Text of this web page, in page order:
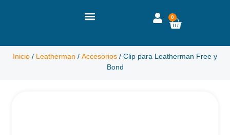
0
Inicio / Leatherman / Accesorios / Clip para Leatherman Free y
Bond